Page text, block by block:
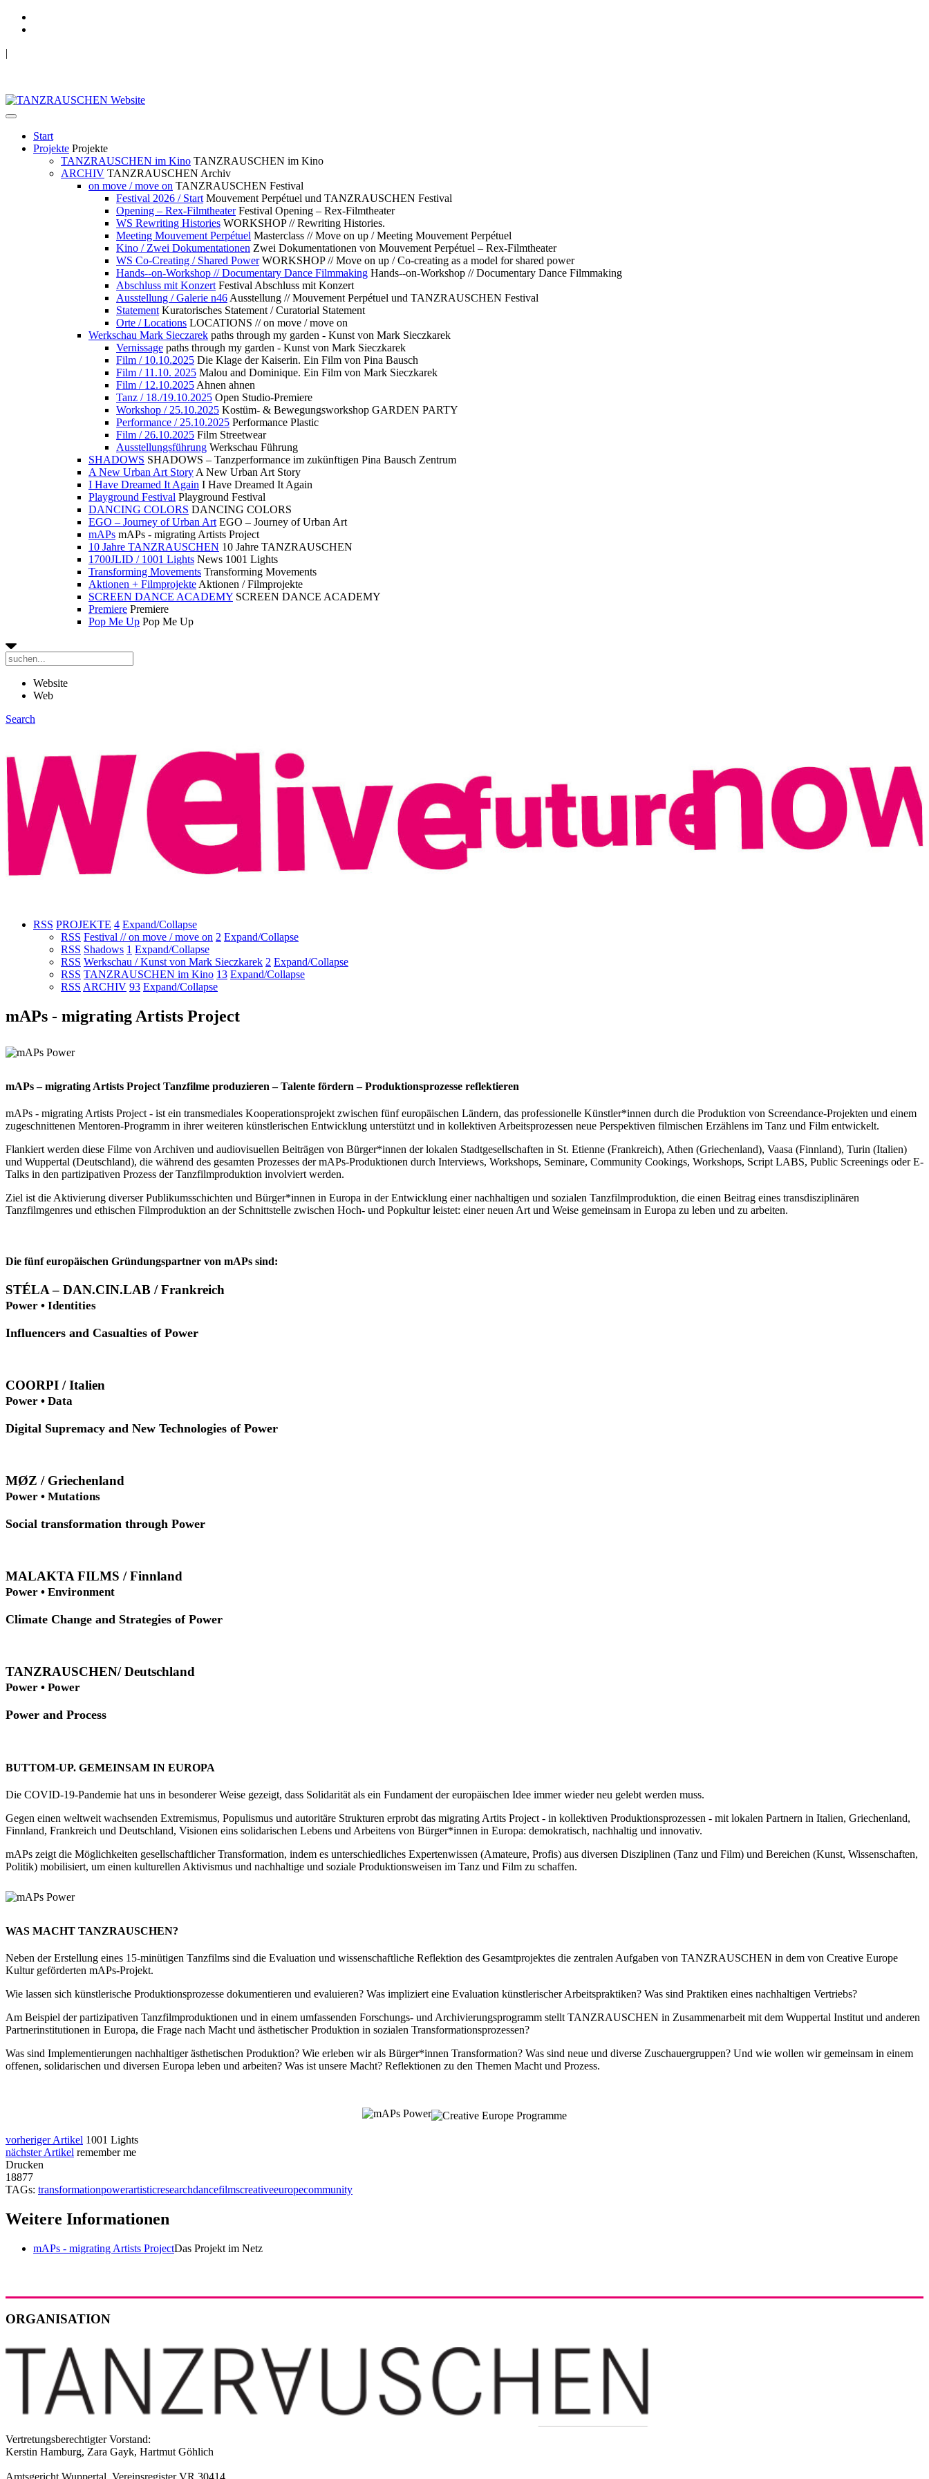
|
Start
Projekte Projekte
TANZRAUSCHEN im Kino TANZRAUSCHEN im Kino
ARCHIV TANZRAUSCHEN Archiv
on move / move on TANZRAUSCHEN Festival
Festival 2026 / Start Mouvement Perpétuel und TANZRAUSCHEN Festival
Opening – Rex-Filmtheater Festival Opening – Rex-Filmtheater
WS Rewriting Histories WORKSHOP // Rewriting Histories.
Meeting Mouvement Perpétuel Masterclass // Move on up / Meeting Mouvement Perpétuel
Kino / Zwei Dokumentationen Zwei Dokumentationen von Mouvement Perpétuel – Rex-Filmtheater
WS Co-Creating / Shared Power WORKSHOP // Move on up / Co-creating as a model for shared power
Hands--on-Workshop // Documentary Dance Filmmaking Hands--on-Workshop // Documentary Dance Filmmaking
Abschluss mit Konzert Festival Abschluss mit Konzert
Ausstellung / Galerie n46 Ausstellung // Mouvement Perpétuel und TANZRAUSCHEN Festival
Statement Kuratorisches Statement / Curatorial Statement
Orte / Locations LOCATIONS // on move / move on
Werkschau Mark Sieczarek paths through my garden - Kunst von Mark Sieczkarek
Vernissage paths through my garden - Kunst von Mark Sieczkarek
Film / 10.10.2025 Die Klage der Kaiserin. Ein Film von Pina Bausch
Film / 11.10. 2025 Malou and Dominique. Ein Film von Mark Sieczkarek
Film / 12.10.2025 Ahnen ahnen
Tanz / 18./19.10.2025 Open Studio-Premiere
Workshop / 25.10.2025 Kostüm- & Bewegungsworkshop GARDEN PARTY
Performance / 25.10.2025 Performance Plastic
Film / 26.10.2025 Film Streetwear
Ausstellungsführung Werkschau Führung
SHADOWS SHADOWS – Tanzperformance im zukünftigen Pina Bausch Zentrum
A New Urban Art Story A New Urban Art Story
I Have Dreamed It Again I Have Dreamed It Again
Playground Festival Playground Festival
DANCING COLORS DANCING COLORS
EGO – Journey of Urban Art EGO – Journey of Urban Art
mAPs mAPs - migrating Artists Project
10 Jahre TANZRAUSCHEN 10 Jahre TANZRAUSCHEN
1700JLID / 1001 Lights News 1001 Lights
Transforming Movements Transforming Movements
Aktionen + Filmprojekte Aktionen / Filmprojekte
SCREEN DANCE ACADEMY SCREEN DANCE ACADEMY
Premiere Premiere
Pop Me Up Pop Me Up
Website
Web
Search
RSS PROJEKTE 4 Expand/Collapse
RSS Festival // on move / move on 2 Expand/Collapse
RSS Shadows 1 Expand/Collapse
RSS Werkschau / Kunst von Mark Sieczkarek 2 Expand/Collapse
RSS TANZRAUSCHEN im Kino 13 Expand/Collapse
RSS ARCHIV 93 Expand/Collapse
mAPs - migrating Artists Project
mAPs – migrating Artists Project Tanzfilme produzieren – Talente fördern – Produktionsprozesse reflektieren
mAPs - migrating Artists Project - ist ein transmediales Kooperationsprojekt zwischen fünf europäischen Ländern, das professionelle Künstler*innen durch die Produktion von Screendance-Projekten und einem
zugeschnittenen Mentoren-Programm in ihrer weiteren künstlerischen Entwicklung unterstützt und in kollektiven Arbeitsprozessen neue Perspektiven filmischen Erzählens im Tanz und Film entwickelt.
Flankiert werden diese Filme von Archiven und audiovisuellen Beiträgen von Bürger*innen der lokalen Stadtgesellschaften in St. Etienne (Frankreich), Athen (Griechenland), Vaasa (Finnland), Turin (Italien)
und Wuppertal (Deutschland), die während des gesamten Prozesses der mAPs-Produktionen durch Interviews, Workshops, Seminare, Community Cookings, Workshops, Script LABS, Public Screenings oder E-
Talks in den partizipativen Prozess der Tanzfilmproduktion involviert werden.
Ziel ist die Aktivierung diverser Publikumsschichten und Bürger*innen in Europa in der Entwicklung einer nachhaltigen und sozialen Tanzfilmproduktion, die einen Beitrag eines transdisziplinären
Tanzfilmgenres und ethischen Filmproduktion an der Schnittstelle zwischen Hoch- und Popkultur leistet: einer neuen Art und Weise gemeinsam in Europa zu leben und zu arbeiten.
Die fünf europäischen Gründungspartner von mAPs sind:
STÉLA – DAN.CIN.LAB / Frankreich
Power • Identities
Influencers and Casualties of Power
COORPI / Italien
Power • Data
Digital Supremacy and New Technologies of Power
MØZ / Griechenland
Power • Mutations
Social transformation through Power
MALAKTA FILMS / Finnland
Power • Environment
Climate Change and Strategies of Power
TANZRAUSCHEN/ Deutschland
Power • Power
Power and Process
BUTTOM-UP. GEMEINSAM IN EUROPA
Die COVID-19-Pandemie hat uns in besonderer Weise gezeigt, dass Solidarität als ein Fundament der europäischen Idee immer wieder neu gelebt werden muss.
Gegen einen weltweit wachsenden Extremismus, Populismus und autoritäre Strukturen erprobt das migrating Artits Project - in kollektiven Produktionsprozessen - mit lokalen Partnern in Italien, Griechenland,
Finnland, Frankreich und Deutschland, Visionen eins solidarischen Lebens und Arbeitens von Bürger*innen in Europa: demokratisch, nachhaltig und innovativ.
mAPs zeigt die Möglichkeiten gesellschaftlicher Transformation, indem es unterschiedliches Expertenwissen (Amateure, Profis) aus diversen Disziplinen (Tanz und Film) und Bereichen (Kunst, Wissenschaften,
Politik) mobilisiert, um einen kulturellen Aktivismus und nachhaltige und soziale Produktionsweisen im Tanz und Film zu schaffen.
WAS MACHT TANZRAUSCHEN?
Neben der Erstellung eines 15-minütigen Tanzfilms sind die Evaluation und wissenschaftliche Reflektion des Gesamtprojektes die zentralen Aufgaben von TANZRAUSCHEN in dem von Creative Europe
Kultur geförderten mAPs-Projekt.
Wie lassen sich künstlerische Produktionsprozesse dokumentieren und evaluieren? Was impliziert eine Evaluation künstlerischer Arbeitspraktiken? Was sind Praktiken eines nachhaltigen Vertriebs?
Am Beispiel der partizipativen Tanzfilmproduktionen und in einem umfassenden Forschungs- und Archivierungsprogramm stellt TANZRAUSCHEN in Zusammenarbeit mit dem Wuppertal Institut und anderen
Partnerinstitutionen in Europa, die Frage nach Macht und ästhetischer Produktion in sozialen Transformationsprozessen?
Was sind Implementierungen nachhaltiger ästhetischen Produktion? Wie erleben wir als Bürger*innen Transformation? Was sind neue und diverse Zuschauergruppen? Und wie wollen wir gemeinsam in einem
offenen, solidarischen und diversen Europa leben und arbeiten? Was ist unsere Macht? Reflektionen zu den Themen Macht und Prozess.
vorheriger Artikel 1001 Lights
nächster Artikel remember me
Drucken
18877
TAGs: transformationpowerartisticresearchdancefilmscreativeeuropecommunity
Weitere Informationen
mAPs - migrating Artists ProjectDas Projekt im Netz
ORGANISATION
Vertretungsberechtigter Vorstand:
Kerstin Hamburg, Zara Gayk, Hartmut Göhlich
Amtsgericht Wuppertal, Vereinsregister VR 30414